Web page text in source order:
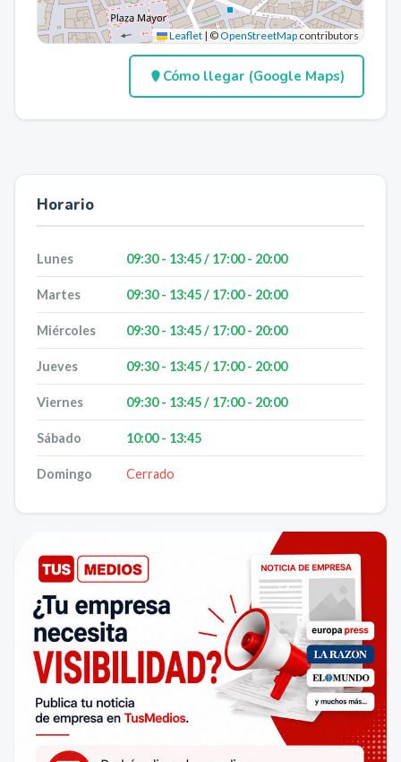
Leaflet | ©OpenStreetMap contributors
Cómo llegar (Google Maps)
Horario
Lunes 09:30 - 13:45 / 17:00 - 20:00
Martes 09:30 - 13:45 / 17:00 - 20:00
Miércoles 09:30 - 13:45 / 17:00 - 20:00
Jueves 09:30 - 13:45 / 17:00 - 20:00
Viernes 09:30 - 13:45 / 17:00 - 20:00
Sábado 10:00 - 13:45
Domingo Cerrado